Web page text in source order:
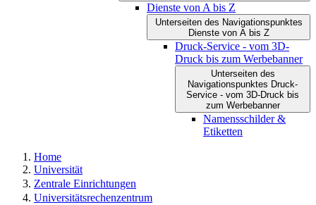
Dienste von A bis Z
Unterseiten des Navigationspunktes
Dienste von A bis Z
Druck-Service - vom 3D-
Druck bis zum Werbebanner
Unterseiten des
Navigationspunktes Druck-
Service - vom 3D-Druck bis
zum Werbebanner
Namensschilder &
Etiketten
Home
Universität
Zentrale Einrichtungen
Universitätsrechenzentrum